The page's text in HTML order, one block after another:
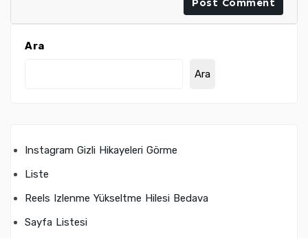
Ara
Ara
Instagram Gizli Hikayeleri Görme
Liste
Reels Izlenme Yükseltme Hilesi Bedava
Sayfa Listesi